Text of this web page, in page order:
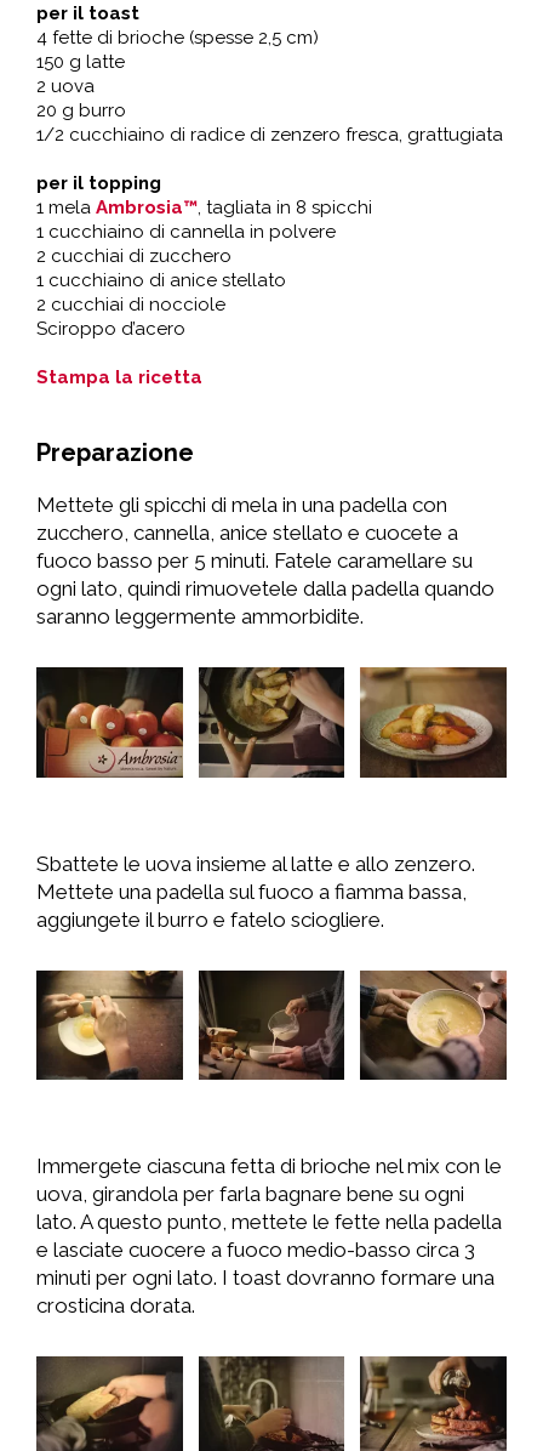
per il toast
4 fette di brioche (spesse 2,5 cm)
150 g latte
2 uova
20 g burro
1/2 cucchiaino di radice di zenzero fresca, grattugiata
per il topping
1 mela Ambrosia™, tagliata in 8 spicchi
1 cucchiaino di cannella in polvere
2 cucchiai di zucchero
1 cucchiaino di anice stellato
2 cucchiai di nocciole
Sciroppo d’acero
Stampa la ricetta
Preparazione
Mettete gli spicchi di mela in una padella con
zucchero, cannella, anice stellato e cuocete a
fuoco basso per 5 minuti. Fatele caramellare su
ogni lato, quindi rimuovetele dalla padella quando
saranno leggermente ammorbidite.
Sbattete le uova insieme al latte e allo zenzero.
Mettete una padella sul fuoco a fiamma bassa,
aggiungete il burro e fatelo sciogliere.
Immergete ciascuna fetta di brioche nel mix con le
uova, girandola per farla bagnare bene su ogni
lato. A questo punto, mettete le fette nella padella
e lasciate cuocere a fuoco medio-basso circa 3
minuti per ogni lato. I toast dovranno formare una
crosticina dorata.